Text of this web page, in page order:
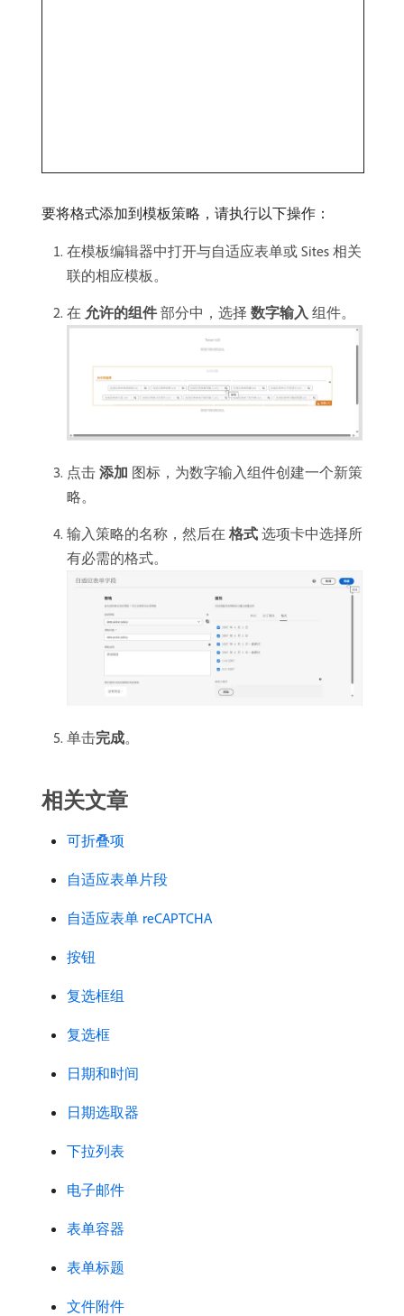
要将格式添加到模板策略，请执行以下操作：
在模板编辑器中打开与自适应表单或 Sites 相关
联的相应模板。
在​ 允许的组件 ​部分中，选择​ 数字输入 组件。
点击​ 添加 ​图标，为数字输入组件创建一个新策
略。
输入策略的名称，然后在​ 格式 选项卡中选择所
有必需的格式。
单击​完成。
相关文章
可折叠项
自适应表单片段
自适应表单 reCAPTCHA
按钮
复选框组
复选框
日期和时间
日期选取器
下拉列表
电子邮件
表单容器
表单标题
文件附件